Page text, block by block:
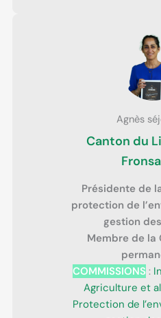
Agnès
Canton du
Présidente de
protection de
gestion
Membre de la
COMMISSIONS :
Agriculture et
Protection de